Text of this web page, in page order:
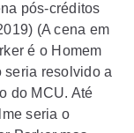
pós-créditos
(A cena em
é o Homem
seria resolvido a
do MCU. Até
seria o